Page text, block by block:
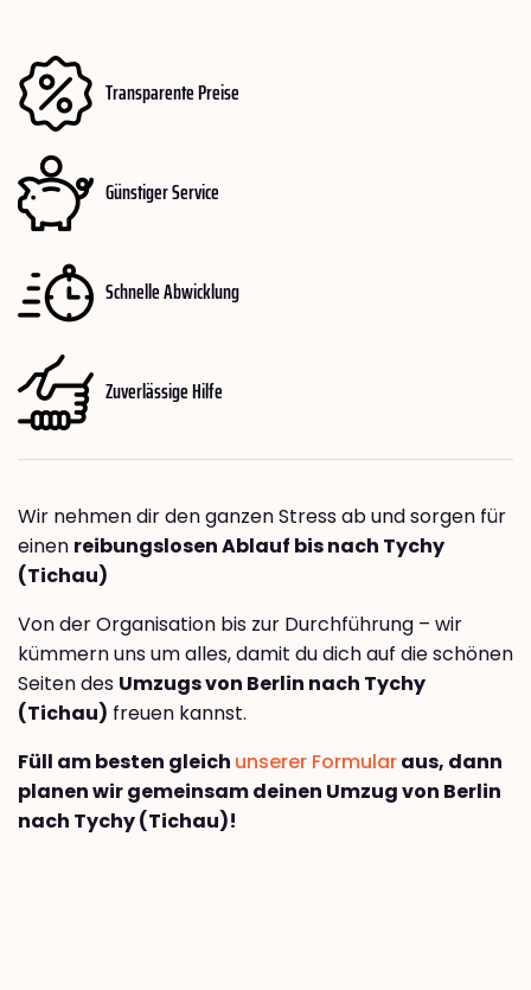
Transparente Preise
Günstiger Service
Schnelle Abwicklung
Zuverlässige Hilfe
Wir nehmen dir den ganzen Stress ab und sorgen für
einen reibungslosen Ablauf bis nach Tychy
(Tichau)
Von der Organisation bis zur Durchführung – wir
kümmern uns um alles, damit du dich auf die schönen
Seiten des Umzugs von Berlin nach Tychy
(Tichau) freuen kannst.
Füll am besten gleich unserer Formularaus, dann
planen wir gemeinsam deinen Umzug von Berlin
nach Tychy (Tichau)!